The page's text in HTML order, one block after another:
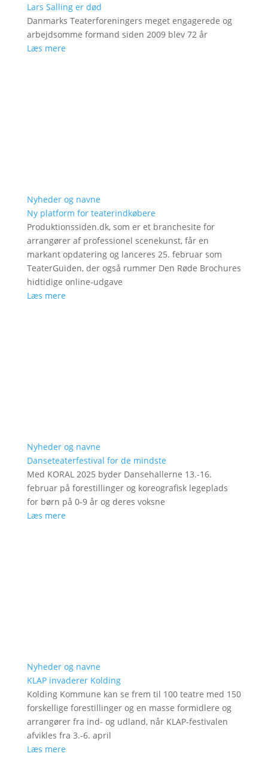
Lars Salling er død
Danmarks Teaterforeningers meget engagerede og
arbejdsomme formand siden 2009 blev 72 år
Læs mere
Nyheder og navne
Ny platform for teaterindkøbere
Produktionssiden.dk, som er et branchesite for
arrangører af professionel scenekunst, får en
markant opdatering og lanceres 25. februar som
TeaterGuiden, der også rummer Den Røde Brochures
hidtidige online-udgave
Læs mere
Nyheder og navne
Danseteaterfestival for de mindste
Med KORAL 2025 byder Dansehallerne 13.-16.
februar på forestillinger og koreografisk legeplads
for børn på 0-9 år og deres voksne
Læs mere
Nyheder og navne
KLAP invaderer Kolding
Kolding Kommune kan se frem til 100 teatre med 150
forskellige forestillinger og en masse formidlere og
arrangører fra ind- og udland, når KLAP-festivalen
afvikles fra 3.-6. april
Læs mere